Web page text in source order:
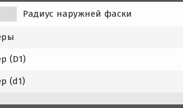
Радиус наружней фаски
(D1)
(d1)